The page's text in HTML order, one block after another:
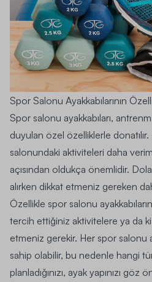
Spor Salonu Ayakkabılarının
Spor salonu ayakkabıları,
duyulan özel özelliklerle
salonundaki aktiviteleri daha
açısından oldukça önemlidir.
alırken dikkat etmeniz gereken
Özellikle spor salonu
tercih ettiğiniz aktivitelere ya da
etmeniz gerekir. Her spor salonu
sahip olabilir, bu nedenle hangi
planladığınızı, ayak yapınızı